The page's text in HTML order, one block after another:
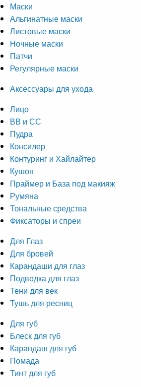
Маски
Альгинатные маски
Листовые маски
Ночные маски
Патчи
Регулярные маски
Аксессуары для ухода
Лицо
ВВ и СС
Пудра
Консилер
Контуринг и Хайлайтер
Кушон
Праймер и База под макияж
Румяна
Тональные средства
Фиксаторы и спреи
Для Глаз
Для бровей
Карандаши для глаз
Подводка для глаз
Тени для век
Тушь для ресниц
Для губ
Блеск для губ
Карандаш для губ
Помада
Тинт для губ